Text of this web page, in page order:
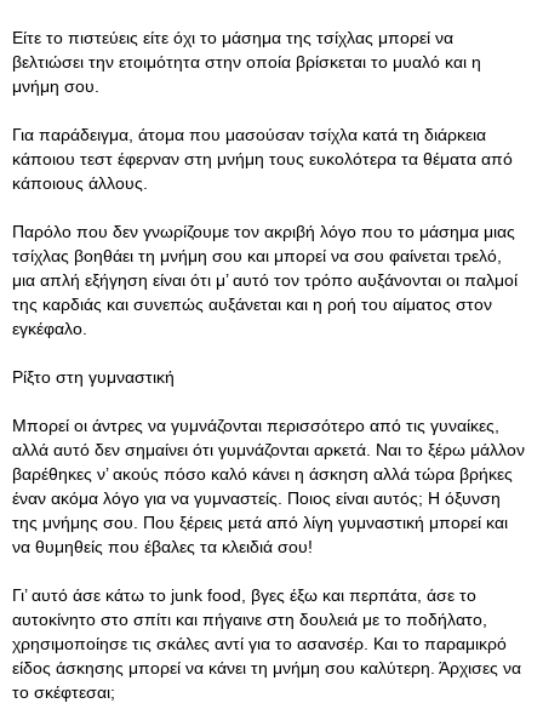
Είτε το πιστεύεις είτε όχι το μάσημα της τσίχλας μπορεί να
βελτιώσει την ετοιμότητα στην οποία βρίσκεται το μυαλό και η
μνήμη σου.
Για παράδειγμα, άτομα που μασούσαν τσίχλα κατά τη διάρκεια
κάποιου τεστ έφερναν στη μνήμη τους ευκολότερα τα θέματα από
κάποιους άλλους.
Παρόλο που δεν γνωρίζουμε τον ακριβή λόγο που το μάσημα μιας
τσίχλας βοηθάει τη μνήμη σου και μπορεί να σου φαίνεται τρελό,
μια απλή εξήγηση είναι ότι μ’ αυτό τον τρόπο αυξάνονται οι παλμοί
της καρδιάς και συνεπώς αυξάνεται και η ροή του αίματος στον
εγκέφαλο.
Ρίξτο στη γυμναστική
Μπορεί οι άντρες να γυμνάζονται περισσότερο από τις γυναίκες,
αλλά αυτό δεν σημαίνει ότι γυμνάζονται αρκετά. Ναι το ξέρω μάλλον
βαρέθηκες ν’ ακούς πόσο καλό κάνει η άσκηση αλλά τώρα βρήκες
έναν ακόμα λόγο για να γυμναστείς. Ποιος είναι αυτός; Η όξυνση
της μνήμης σου. Που ξέρεις μετά από λίγη γυμναστική μπορεί και
να θυμηθείς που έβαλες τα κλειδιά σου!
Γι’ αυτό άσε κάτω το junk food, βγες έξω και περπάτα, άσε το
αυτοκίνητο στο σπίτι και πήγαινε στη δουλειά με το ποδήλατο,
χρησιμοποίησε τις σκάλες αντί για το ασανσέρ. Και το παραμικρό
είδος άσκησης μπορεί να κάνει τη μνήμη σου καλύτερη. Άρχισες να
το σκέφτεσαι;